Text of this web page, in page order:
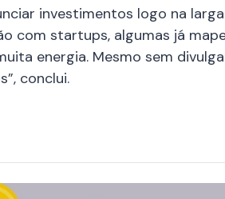
investimentos logo na
com startups, algumas já
energia. Mesmo sem
conclui.